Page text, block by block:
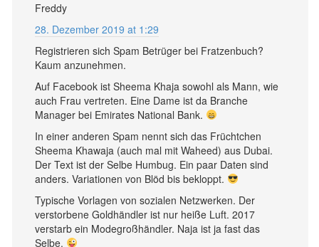
Freddy
28. Dezember 2019 at 1:29
Registrieren sich Spam Betrüger bei Fratzenbuch?
Kaum anzunehmen.
Auf Facebook ist Sheema Khaja sowohl als Mann, wie
auch Frau vertreten. Eine Dame ist da Branche
Manager bei Emirates National Bank.
In einer anderen Spam nennt sich das Früchtchen
Sheema Khawaja (auch mal mit Waheed) aus Dubai.
Der Text ist der Selbe Humbug. Ein paar Daten sind
anders. Variationen von Blöd bis bekloppt.
Typische Vorlagen von sozialen Netzwerken. Der
verstorbene Goldhändler ist nur heiße Luft. 2017
verstarb ein Modegroßhändler. Naja ist ja fast das
Selbe.